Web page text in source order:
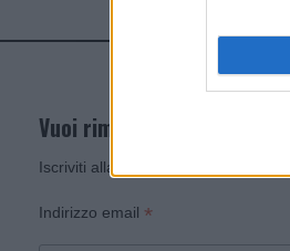
Vuoi rimanere sempre
Iscriviti alla newsletter di Gallura
Indirizzo email *